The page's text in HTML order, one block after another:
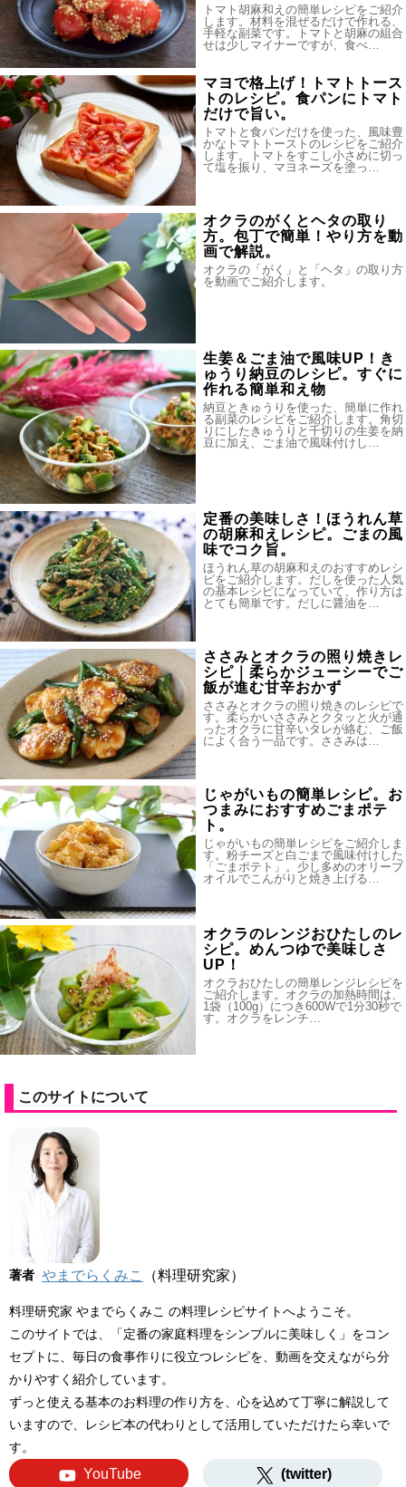
トマト胡麻和えの簡単レシピをご紹介
します。材料を混ぜるだけで作れる、
手軽な副菜です。トマトと胡麻の組合
せは少しマイナーですが、食べ…
マヨで格上げ！トマトトース
トのレシピ。食パンにトマト
だけで旨い。
トマトと食パンだけを使った、風味豊
かなトマトトーストのレシピをご紹介
します。トマトをすこし小さめに切っ
て塩を振り、マヨネーズを塗っ…
オクラのがくとヘタの取り
方。包丁で簡単！やり方を動
画で解説。
オクラの「がく」と「ヘタ」の取り方
を動画でご紹介します。
生姜＆ごま油で風味UP！き
ゅうり納豆のレシピ。すぐに
作れる簡単和え物
納豆ときゅうりを使った、簡単に作れ
る副菜のレシピをご紹介します。角切
りにしたきゅうりと千切りの生姜を納
豆に加え、ごま油で風味付けし…
定番の美味しさ！ほうれん草
の胡麻和えレシピ。ごまの風
味でコク旨。
ほうれん草の胡麻和えのおすすめレシ
ピをご紹介します。だしを使った人気
の基本レシピになっていて、作り方は
とても簡単です。だしに醤油を…
ささみとオクラの照り焼きレ
シピ｜柔らかジューシーでご
飯が進む甘辛おかず
ささみとオクラの照り焼きのレシピで
す。柔らかいささみとクタッと火が通
ったオクラに甘辛いタレが絡む、ご飯
によく合う一品です。ささみは…
じゃがいもの簡単レシピ。お
つまみにおすすめごまポテ
ト。
じゃがいもの簡単レシピをご紹介しま
す。粉チーズと白ごまで風味付けした
「ごまポテト」。少し多めのオリーブ
オイルでこんがりと焼き上げる…
オクラのレンジおひたしのレ
シピ。めんつゆで美味しさ
UP！
オクラおひたしの簡単レンジレシピを
ご紹介します。オクラの加熱時間は、
1袋（100g）につき600Wで1分30秒で
す。オクラをレンチ…
このサイトについて
著者 やまでらくみこ （料理研究家）
料理研究家 やまでらくみこ の料理レシピサイトへようこそ。
このサイトでは、「定番の家庭料理をシンプルに美味しく」をコン
セプトに、毎日の食事作りに役立つレシピを、動画を交えながら分
かりやすく紹介しています。
ずっと使える基本のお料理の作り方を、心を込めて丁寧に解説して
いますので、レシピ本の代わりとして活用していただけたら幸いで
す。
YouTube (twitter)